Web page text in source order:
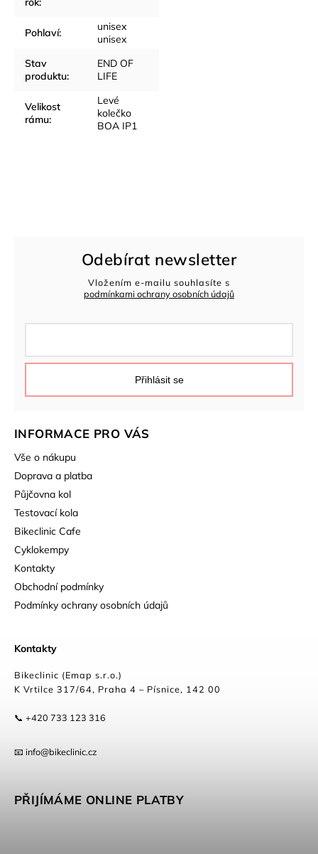
Pohlaví:
unisex
unisex
Stav
produktu:
END OF
LIFE
Velikost
rámu:
Levé
kolečko
BOA IP1
INFORMACE PRO VÁS
Vše o nákupu
Doprava a platba
Půjčovna kol
Testovací kola
Bikeclinic Cafe
Cyklokempy
Kontakty
Obchodní podmínky
Podmínky ochrany osobních údajů
Kontakty
Bikeclinic (Emap s.r.o.)
K Vrtilce 317/64, Praha 4 – Písnice, 142 00
📞 +420 733 123 316
📧 info@bikeclinic.cz
Odebírat newsletter
Vložením e-mailu souhlasíte s
podmínkami ochrany osobních údajů
Přihlásit se
PŘIJÍMÁME ONLINE PLATBY